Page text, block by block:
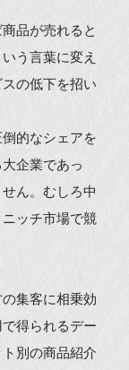
品が売れると
いう言葉に変え
の低下を招い
的なシェアを
企業であっ
ん。むしろ中
ッチ市場で競
集客に相乗効
得られるデー
別の商品紹介